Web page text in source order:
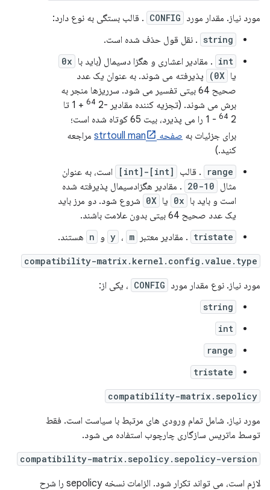
مورد نیاز. مقدار مورد CONFIG . قالب بستگی به نوع دارد:
string . نقل قول حذف شده است.
int . مقادیر اعشاری و هگزا دسیمال (باید با 0x
یا 0X)
پذیرفته می شوند. به عنوان یک عدد
صحیح 64 بیتی تفسیر می شود. سرریزها منجر به
برش می شوند. (تجزیه کننده مقادیر -2
64
+ 1 تا
2
64
- 1 را می پذیرد، بیت 65 کوتاه شده است؛
برای جزئیات به صفحه strtoull man
مراجعه
کنید.)
range . قالب [int]-[int]
است، به عنوان
مثال 10-20
. مقادیر هگزادسیمال پذیرفته شده
است و باید با 0x یا 0X شروع شود. دو مرز باید
یک عدد صحیح 64 بیتی بدون علامت باشند.
tristate . مقادیر معتبر y ، m و n هستند.
compatibility-matrix.kernel.config.value.type
مورد نیاز. نوع مقدار مورد CONFIG ، یکی از:
string
int
range
tristate
compatibility-matrix.sepolicy
مورد نیاز. شامل تمام ورودی های مرتبط با سیاست است. فقط
توسط ماتریس سازگاری چارچوب استفاده می شود.
compatibility-matrix.sepolicy.sepolicy-version
لازم است، می تواند تکرار شود. الزامات نسخه sepolicy را شرح